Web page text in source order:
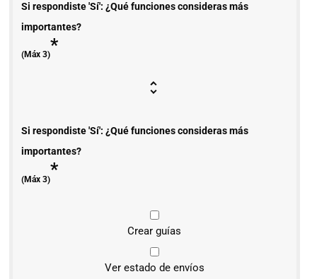
Si respondiste 'Sí': ¿Qué funciones consideras más
importantes?
(Máx 3)*
Si respondiste 'Sí': ¿Qué funciones consideras más
importantes?
(Máx 3)*
Crear guías
Ver estado de envíos